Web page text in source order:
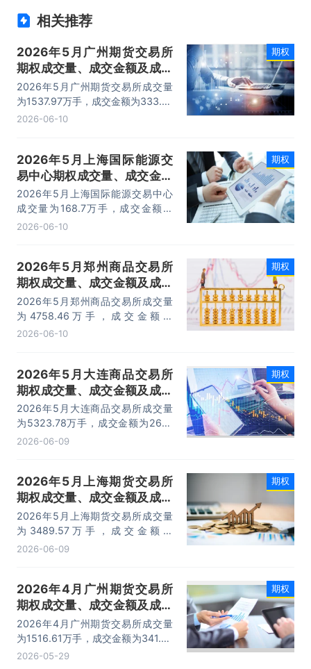
相关推荐
2026年5月广州期货交易所
期权成交量、成交金额及成交
金额占全国市场比重统计
2026年5月广州期货交易所成交量
为1537.97万手，成交金额为333.41
亿元，期权成交金额占全国期权市场
2026-06-10
期权
2026年5月上海国际能源交
易中心期权成交量、成交金额
及成交金额占全国市场比重统
计
2026年5月上海国际能源交易中心
成交量为168.7万手，成交金额为
150.2亿元，期权成交金额占全国期
2026-06-10
期权
2026年5月郑州商品交易所
期权成交量、成交金额及成交
金额占全国市场比重统计
2026年5月郑州商品交易所成交量
为4758.46万手，成交金额为
181.72亿元，期权成交金额占全国期
2026-06-10
期权
2026年5月大连商品交易所
期权成交量、成交金额及成交
金额占全国市场比重统计
2026年5月大连商品交易所成交量
为5323.78万手，成交金额为267.1
亿元，期权成交金额占全国期权市场
2026-06-09
期权
2026年5月上海期货交易所
期权成交量、成交金额及成交
金额占全国市场比重统计
2026年5月上海期货交易所成交量
为3489.57万手，成交金额为
1053.71亿元，期权成交金额占全国
2026-06-09
期权
2026年4月广州期货交易所
期权成交量、成交金额及成交
金额占全国市场比重统计
2026年4月广州期货交易所成交量
为1516.61万手，成交金额为341.57
亿元，期权成交金额占全国期权市场
2026-05-29
期权